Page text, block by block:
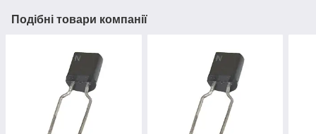
Подібні товари компанії